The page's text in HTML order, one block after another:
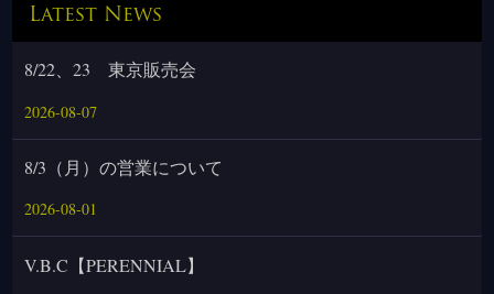
Latest News
8/22、23 東京販売会
2026-08-07
8/3（月）の営業について
2026-08-01
V.B.C【PERENNIAL】